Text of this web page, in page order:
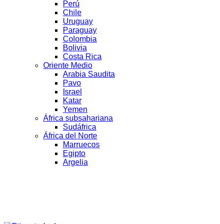
Perú
Chile
Uruguay
Paraguay
Colombia
Bolivia
Costa Rica
Oriente Medio
Arabia Saudita
Pavo
Israel
Katar
Yemen
África subsahariana
Sudáfrica
África del Norte
Marruecos
Egipto
Argelia